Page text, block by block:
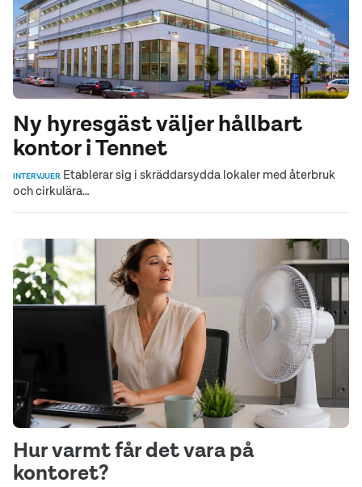
Ny hyresgäst väljer hållbart
kontor i Tennet
INTERVJUER Etablerar sig i skräddarsydda lokaler med återbruk
och cirkulära…
Hur varmt får det vara på
kontoret?